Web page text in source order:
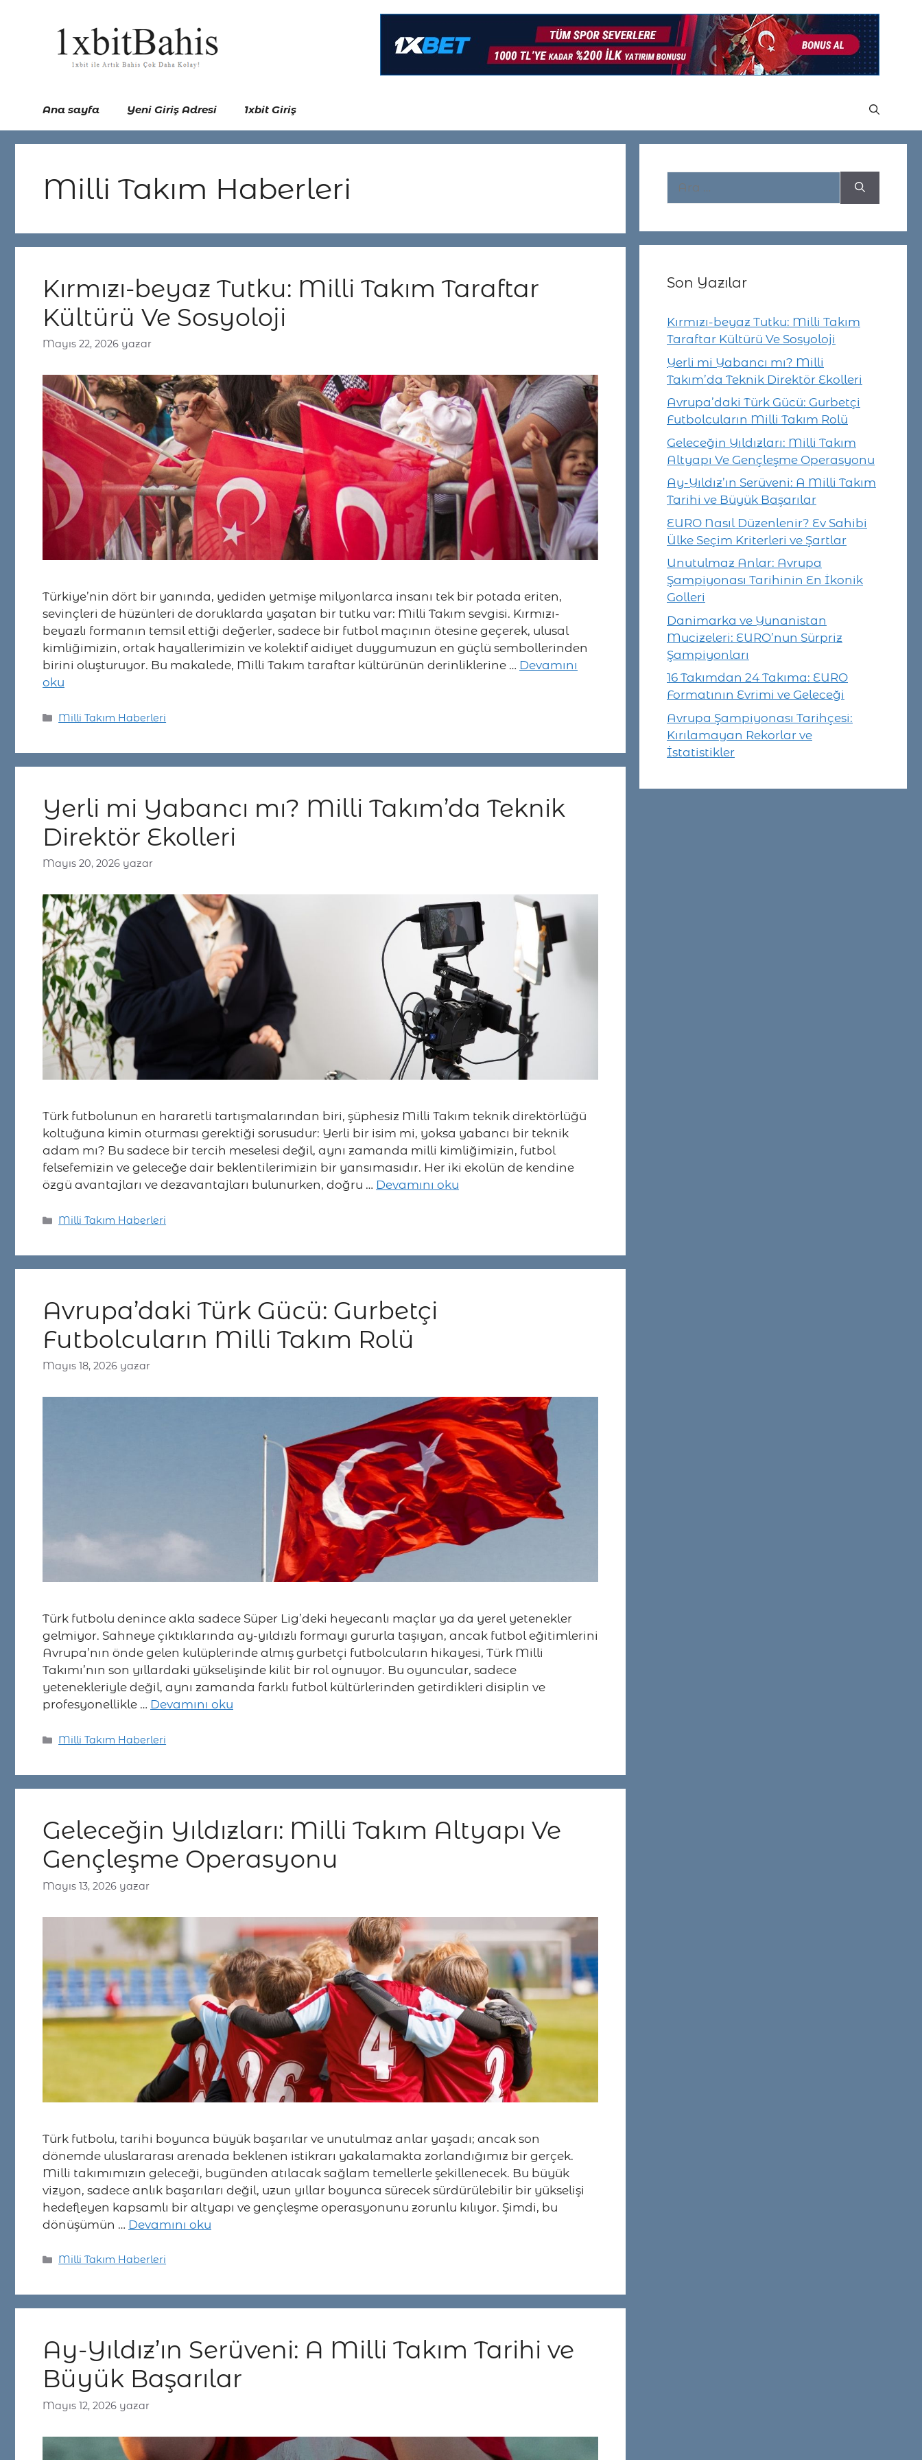
Ana sayfa Yeni Giriş Adresi 1xbit Giriş
Milli Takım Haberleri
Kırmızı-beyaz Tutku: Milli Takım Taraftar
Kültürü Ve Sosyoloji
Mayıs 22, 2026 yazar
Türkiye’nin dört bir yanında, yediden yetmişe milyonlarca insanı tek bir potada eriten,
sevinçleri de hüzünleri de doruklarda yaşatan bir tutku var: Milli Takım sevgisi. Kırmızı-
beyazlı formanın temsil ettiği değerler, sadece bir futbol maçının ötesine geçerek, ulusal
kimliğimizin, ortak hayallerimizin ve kolektif aidiyet duygumuzun en güçlü sembollerinden
birini oluşturuyor. Bu makalede, Milli Takım taraftar kültürünün derinliklerine … Devamını
oku
Kategoriler
Milli Takım Haberleri
Yerli mi Yabancı mı? Milli Takım’da Teknik
Direktör Ekolleri
Mayıs 20, 2026 yazar
Türk futbolunun en hararetli tartışmalarından biri, şüphesiz Milli Takım teknik direktörlüğü
koltuğuna kimin oturması gerektiği sorusudur: Yerli bir isim mi, yoksa yabancı bir teknik
adam mı? Bu sadece bir tercih meselesi değil, aynı zamanda milli kimliğimizin, futbol
felsefemizin ve geleceğe dair beklentilerimizin bir yansımasıdır. Her iki ekolün de kendine
özgü avantajları ve dezavantajları bulunurken, doğru … Devamını oku
Kategoriler
Milli Takım Haberleri
Avrupa’daki Türk Gücü: Gurbetçi
Futbolcuların Milli Takım Rolü
Mayıs 18, 2026 yazar
Türk futbolu denince akla sadece Süper Lig’deki heyecanlı maçlar ya da yerel yetenekler
gelmiyor. Sahneye çıktıklarında ay-yıldızlı formayı gururla taşıyan, ancak futbol eğitimlerini
Avrupa’nın önde gelen kulüplerinde almış gurbetçi futbolcuların hikayesi, Türk Milli
Takımı’nın son yıllardaki yükselişinde kilit bir rol oynuyor. Bu oyuncular, sadece
yetenekleriyle değil, aynı zamanda farklı futbol kültürlerinden getirdikleri disiplin ve
profesyonellikle … Devamını oku
Kategoriler
Milli Takım Haberleri
Geleceğin Yıldızları: Milli Takım Altyapı Ve
Gençleşme Operasyonu
Mayıs 13, 2026 yazar
Türk futbolu, tarihi boyunca büyük başarılar ve unutulmaz anlar yaşadı; ancak son
dönemde uluslararası arenada beklenen istikrarı yakalamakta zorlandığımız bir gerçek.
Milli takımımızın geleceği, bugünden atılacak sağlam temellerle şekillenecek. Bu büyük
vizyon, sadece anlık başarıları değil, uzun yıllar boyunca sürecek sürdürülebilir bir yükselişi
hedefleyen kapsamlı bir altyapı ve gençleşme operasyonunu zorunlu kılıyor. Şimdi, bu
dönüşümün … Devamını oku
Kategoriler
Milli Takım Haberleri
Ay-Yıldız’ın Serüveni: A Milli Takım Tarihi ve
Büyük Başarılar
Mayıs 12, 2026 yazar
Son Yazılar
Kırmızı-beyaz Tutku: Milli Takım
Taraftar Kültürü Ve Sosyoloji
Yerli mi Yabancı mı? Milli
Takım’da Teknik Direktör Ekolleri
Avrupa’daki Türk Gücü: Gurbetçi
Futbolcuların Milli Takım Rolü
Geleceğin Yıldızları: Milli Takım
Altyapı Ve Gençleşme Operasyonu
Ay-Yıldız’ın Serüveni: A Milli Takım
Tarihi ve Büyük Başarılar
EURO Nasıl Düzenlenir? Ev Sahibi
Ülke Seçim Kriterleri ve Şartlar
Unutulmaz Anlar: Avrupa
Şampiyonası Tarihinin En İkonik
Golleri
Danimarka ve Yunanistan
Mucizeleri: EURO’nun Sürpriz
Şampiyonları
16 Takımdan 24 Takıma: EURO
Formatının Evrimi ve Geleceği
Avrupa Şampiyonası Tarihçesi:
Kırılamayan Rekorlar ve
İstatistikler